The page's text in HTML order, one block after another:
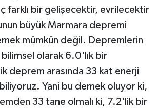
farklı bir gelişecektir, evrilecektir
büyük Marmara depremi
mümkün değil. Depremlerin
olarak 6.0'lık bir
deprem arasında 33 kat enerji
Yani bu demek oluyor ki,
33 tane olmalı ki, 7.2'lik bir